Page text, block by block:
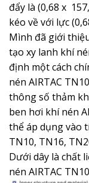
đẩy là (0,68 x
kéo về với lực
Mình đã giới
tạo xy lanh khí
định một cách
nén AIRTAC
thông số thảm
ben hơi khí nén
thể áp dụng vào
TN10, TN16,
Dưới dây là chất
nén AIRTAC TN10